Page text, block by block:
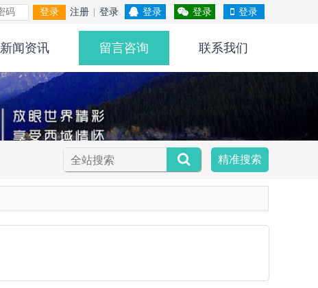
登录 注册 登录 登录 登录 登录
新闻资讯 留言咨询 联系我们
精准搜索